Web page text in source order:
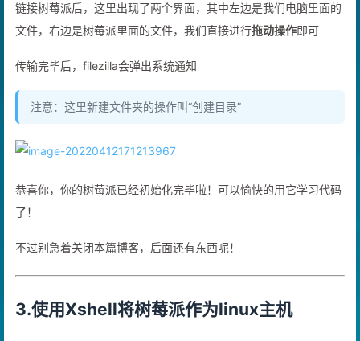
链接树莓派后，这里出现了两个界面，其中左边是我们电脑里面的
文件，右边是树莓派里面的文件，我们直接进行拖动操作即可
传输完毕后，filezilla会弹出系统通知
注意：这里新建文件夹的操作叫“创建目录”
恭喜你，你的树莓派已经初始化完毕啦！可以愉快的用它学习代码
了！
不过别急着关闭本篇博客，后面还有东西呢！
3.使用Xshell将树莓派作为linux主机